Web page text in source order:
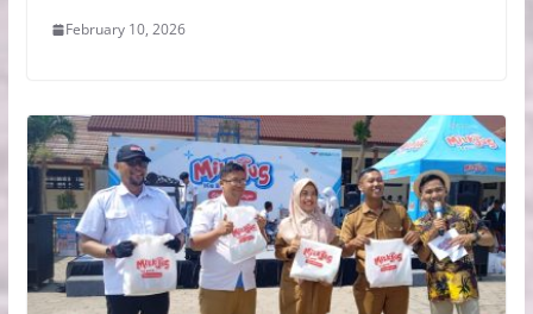
February 10, 2026